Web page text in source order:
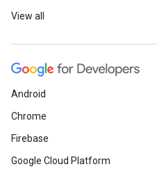
View all
Android
Chrome
Firebase
Google Cloud Platform